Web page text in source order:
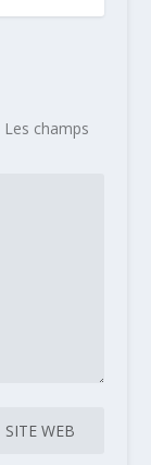
Les champs